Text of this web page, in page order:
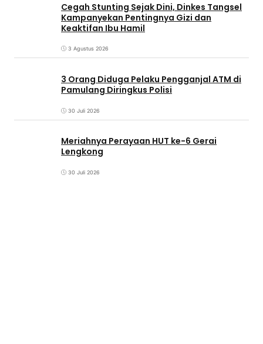
Cegah Stunting Sejak Dini, Dinkes Tangsel
Kampanyekan Pentingnya Gizi dan
Keaktifan Ibu Hamil
3 Agustus 2026
3 Orang Diduga Pelaku Pengganjal ATM di
Pamulang Diringkus Polisi
30 Juli 2026
Meriahnya Perayaan HUT ke-6 Gerai
Lengkong
30 Juli 2026